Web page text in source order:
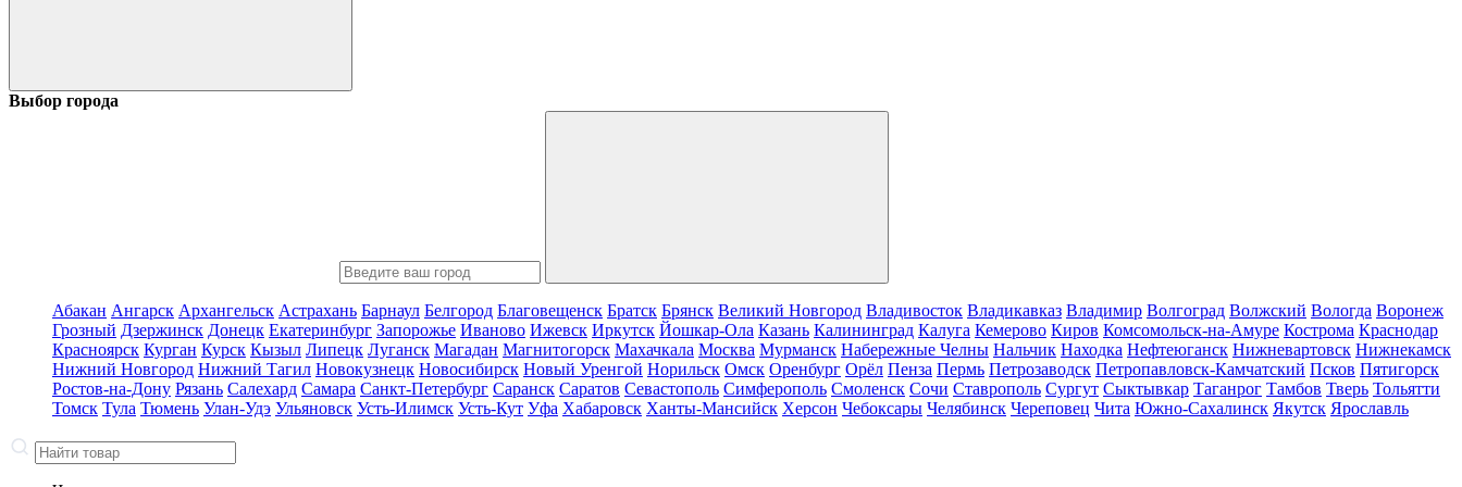
Выбор города
Абакан Ангарск Архангельск Астрахань Барнаул Белгород Благовещенск Братск Брянск Великий Новгород Владивосток Владикавказ Владимир Волгоград Волжский Вологда Воронеж
Грозный Дзержинск Донецк Екатеринбург Запорожье Иваново Ижевск Иркутск Йошкар-Ола Казань Калининград Калуга Кемерово Киров Комсомольск-на-Амуре Кострома Краснодар
Красноярск Курган Курск Кызыл Липецк Луганск Магадан Магнитогорск Махачкала Москва Мурманск Набережные Челны Нальчик Находка Нефтеюганск Нижневартовск Нижнекамск
Нижний Новгород Нижний Тагил Новокузнецк Новосибирск Новый Уренгой Норильск Омск Оренбург Орёл Пенза Пермь Петрозаводск Петропавловск-Камчатский Псков Пятигорск
Ростов-на-Дону Рязань Салехард Самара Санкт-Петербург Саранск Саратов Севастополь Симферополь Смоленск Сочи Ставрополь Сургут Сыктывкар Таганрог Тамбов Тверь Тольятти
Томск Тула Тюмень Улан-Удэ Ульяновск Усть-Илимск Усть-Кут Уфа Хабаровск Ханты-Мансийск Херсон Чебоксары Челябинск Череповец Чита Южно-Сахалинск Якутск Ярославль